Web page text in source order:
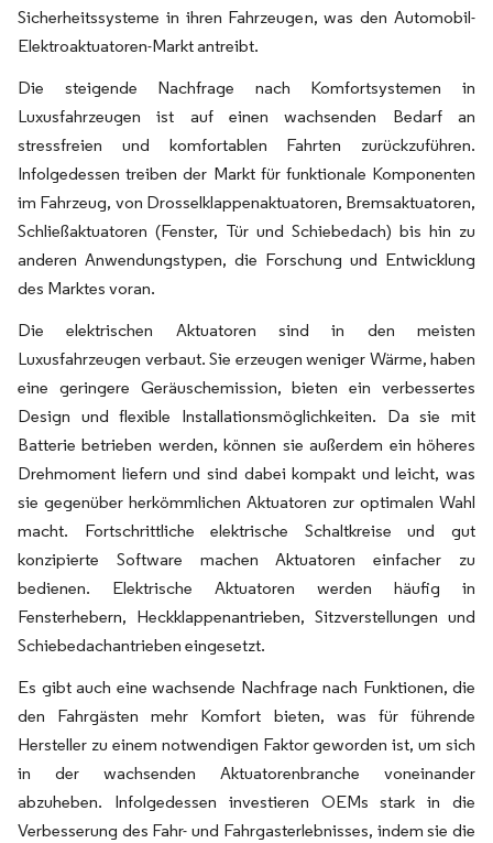
Sicherheitssysteme in ihren Fahrzeugen, was den Automobil-
Elektroaktuatoren-Markt antreibt.
Die steigende Nachfrage nach Komfortsystemen in
Luxusfahrzeugen ist auf einen wachsenden Bedarf an
stressfreien und komfortablen Fahrten zurückzuführen.
Infolgedessen treiben der Markt für funktionale Komponenten
im Fahrzeug, von Drosselklappenaktuatoren, Bremsaktuatoren,
Schließaktuatoren (Fenster, Tür und Schiebedach) bis hin zu
anderen Anwendungstypen, die Forschung und Entwicklung
des Marktes voran.
Die elektrischen Aktuatoren sind in den meisten
Luxusfahrzeugen verbaut. Sie erzeugen weniger Wärme, haben
eine geringere Geräuschemission, bieten ein verbessertes
Design und flexible Installationsmöglichkeiten. Da sie mit
Batterie betrieben werden, können sie außerdem ein höheres
Drehmoment liefern und sind dabei kompakt und leicht, was
sie gegenüber herkömmlichen Aktuatoren zur optimalen Wahl
macht. Fortschrittliche elektrische Schaltkreise und gut
konzipierte Software machen Aktuatoren einfacher zu
bedienen. Elektrische Aktuatoren werden häufig in
Fensterhebern, Heckklappenantrieben, Sitzverstellungen und
Schiebedachantrieben eingesetzt.
Es gibt auch eine wachsende Nachfrage nach Funktionen, die
den Fahrgästen mehr Komfort bieten, was für führende
Hersteller zu einem notwendigen Faktor geworden ist, um sich
in der wachsenden Aktuatorenbranche voneinander
abzuheben. Infolgedessen investieren OEMs stark in die
Verbesserung des Fahr- und Fahrgasterlebnisses, indem sie die